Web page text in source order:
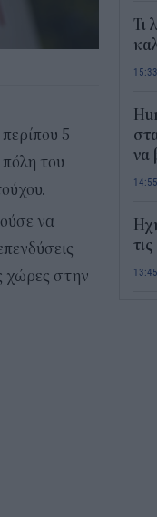
5
του
να
χώρες στην
Τι
15:33
να
14:55
13:45